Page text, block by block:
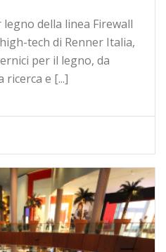
della linea Firewall
tech di Renner Italia,
per il legno, da
e [...]